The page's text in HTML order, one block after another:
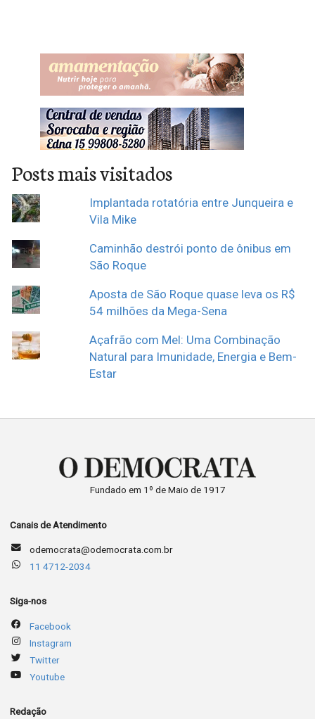
Posts mais visitados
Implantada rotatória entre Junqueira e
Vila Mike
Caminhão destrói ponto de ônibus em
São Roque
Aposta de São Roque quase leva os R$
54 milhões da Mega-Sena
Açafrão com Mel: Uma Combinação
Natural para Imunidade, Energia e Bem-
Estar
Fundado em 1º de Maio de 1917
Canais de Atendimento
odemocrata@odemocrata.com.br
11 4712-2034
Siga-nos
Facebook
Instagram
Twitter
Youtube
Redação